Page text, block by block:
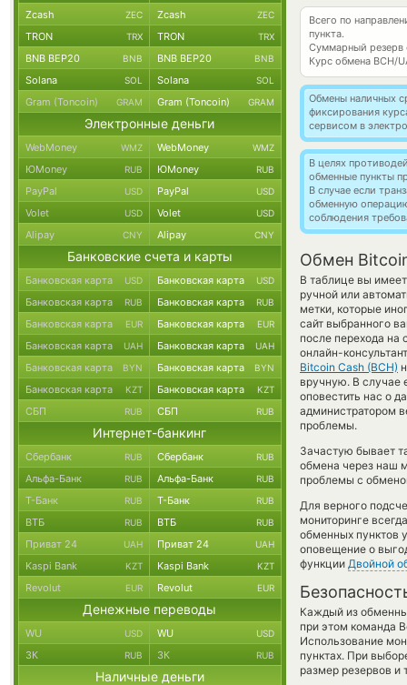
Всего по
пункта.
Суммарный резерв
Курс обмена BCH/
Обмены наличных
фиксирования
сервисом в
В целях
обменные пункты
В случае если
обменную
соблюдения
Обмен
В таблице вы
ручной или
метки, которые
сайт выбранного
после перехода на
онлайн-
Bitcoin Cash (BCH)
вручную. В случае
оповестить нас о
администратором
проблемы.
Зачастую бывает
обмена через наш
проблемы с
Для верного
мониторинге
обменных пунктов
оповещение о
функции Двойной
Каждый из
при этом команда
Использование
пунктах. При
размер резервов и
Zcash ZEC Zcash ZEC
TRON TRX TRON TRX
BNB BEP20 BNB BNB BEP20 BNB
Solana SOL Solana SOL
Gram (Toncoin) GRAM Gram (Toncoin) GRAM
Электронные деньги
WebMoney WMZ WebMoney WMZ
ЮMoney RUB ЮMoney RUB
PayPal USD PayPal USD
Volet USD Volet USD
Alipay CNY Alipay CNY
Банковские счета и карты
Банковская карта USD Банковская карта USD
Банковская карта RUB Банковская карта RUB
Банковская карта EUR Банковская карта EUR
Банковская карта UAH Банковская карта UAH
Банковская карта BYN Банковская карта BYN
Банковская карта KZT Банковская карта KZT
СБП RUB СБП RUB
Интернет-банкинг
Сбербанк RUB Сбербанк RUB
Альфа-Банк RUB Альфа-Банк RUB
Т-Банк RUB Т-Банк RUB
ВТБ RUB ВТБ RUB
Приват 24 UAH Приват 24 UAH
Kaspi Bank KZT Kaspi Bank KZT
Revolut EUR Revolut EUR
Денежные переводы
WU USD WU USD
ЗК RUB ЗК RUB
Наличные деньги